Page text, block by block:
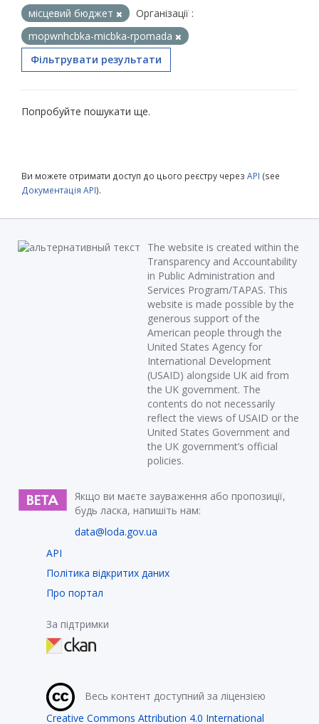
місцевий бюджет
Організації :
mopwnhcbka-micbka-rpomada
Фільтрувати результати
Попробуйте пошукати ще.
Ви можете отримати доступ до цього реєстру через API (see
Документація API).
The website is created within the
Transparency and Accountability
in Public Administration and
Services Program/TAPAS. This
website is made possible by the
generous support of the
American people through the
United States Agency for
International Development
(USAID) alongside UK aid from
the UK government. The
contents do not necessarily
reflect the views of USAID or the
United States Government and
the UK government’s official
policies.
Якщо ви маєте зауваження або пропозиції,
будь ласка, напишіть нам:
data@loda.gov.ua
API
Політика відкритих даних
Про портал
За підтримки
Весь контент доступний за ліцензією
Creative Commons Attribution 4.0 International